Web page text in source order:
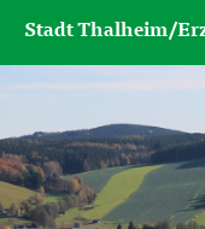
Stadt Thalheim/